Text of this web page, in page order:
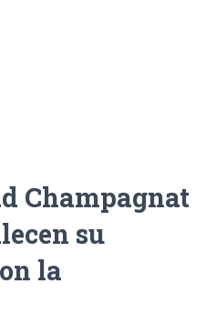
Champagnat
su
la